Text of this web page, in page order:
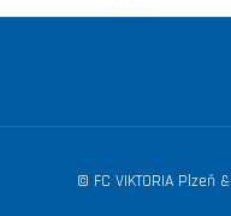
© FC VIKTORIA Plzeň &